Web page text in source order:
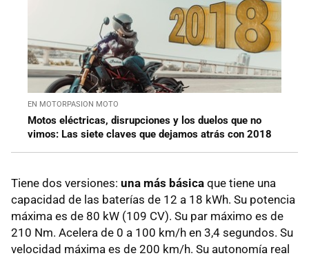
EN MOTORPASION MOTO
Motos eléctricas, disrupciones y los duelos que no
vimos: Las siete claves que dejamos atrás con 2018
Tiene dos versiones: una más básica que tiene una
capacidad de las baterías de 12 a 18 kWh. Su potencia
máxima es de 80 kW (109 CV). Su par máximo es de
210 Nm. Acelera de 0 a 100 km/h en 3,4 segundos. Su
velocidad máxima es de 200 km/h. Su autonomía real